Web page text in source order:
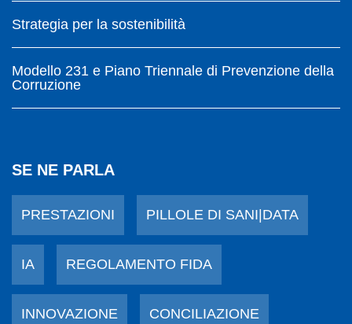
Strategia per la sostenibilità
Modello 231 e Piano Triennale di Prevenzione della
Corruzione
SE NE PARLA
PRESTAZIONI PILLOLE DI SANI|DATA
IA REGOLAMENTO FIDA
INNOVAZIONE CONCILIAZIONE